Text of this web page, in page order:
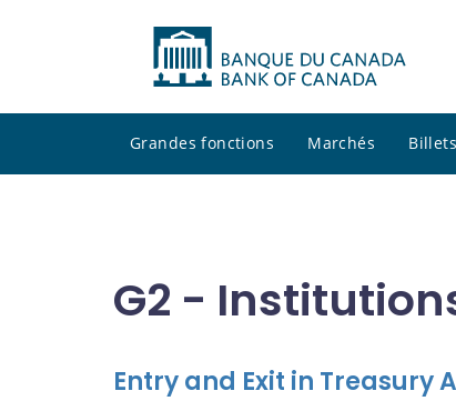
Grandes fonctions Marchés
G2 -
Entry and Exit in Treasury